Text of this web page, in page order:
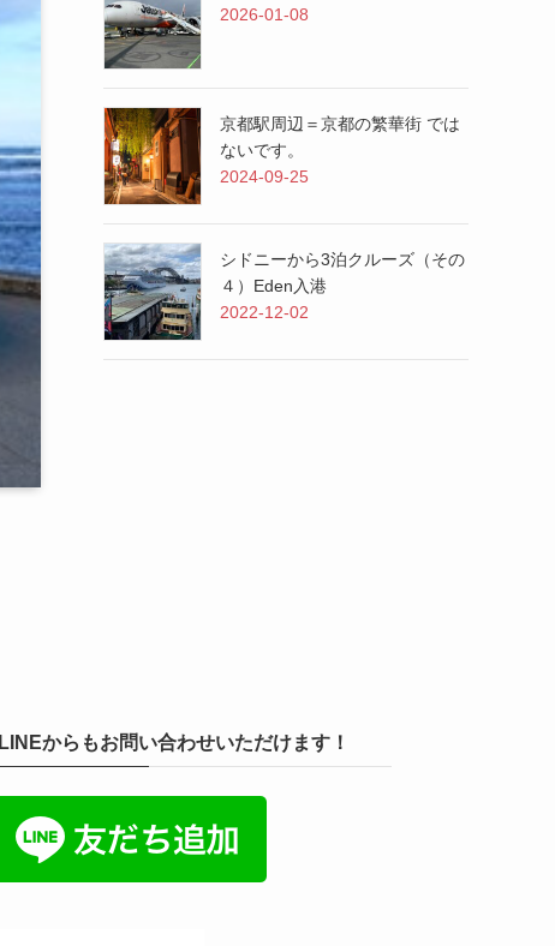
2026-01-08
京都駅周辺＝京都の繁華街 では
ないです。
2024-09-25
シドニーから3泊クルーズ（その
４）Eden入港
2022-12-02
LINEからもお問い合わせいただけます！